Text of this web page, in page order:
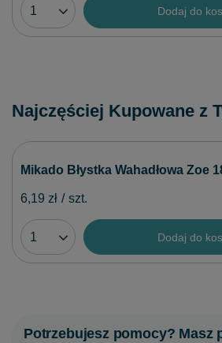
Dodaj do
Najczęściej Kupowane z
Mikado Błystka Wahadłowa Zoe
6,19 zł / szt.
Dodaj do
Potrzebujesz pomocy? Masz